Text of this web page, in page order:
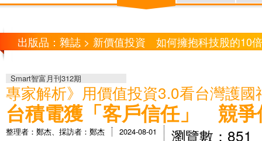
出版品：雜誌 > 新價值投資 如何擁抱科技股的10
Smart智富月刊312期
專家解析》用價值投資3.0看台灣護國
台積電獲「客戶信任」 競爭
整理者：鄭杰、採訪者：鄭杰 2024-08-01 瀏覽數：851